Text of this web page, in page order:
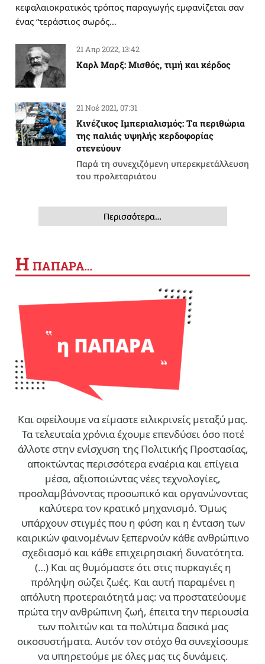
κεφαλαιοκρατικός τρόπος παραγωγής εμφανίζεται σαν
ένας “τεράστιος σωρός…
21 Απρ 2022, 13:42
Καρλ Μαρξ: Μισθός, τιμή και κέρδος
21 Νοέ 2021, 07:31
Κινέζικος Ιμπεριαλισμός: Tα περιθώρια
της παλιάς υψηλής κερδοφορίας
στενεύουν
Παρά τη συνεχιζόμενη υπερεκμετάλλευση
του προλεταριάτου
Περισσότερα…
Η ΠΑΠΑΡΑ…
Και οφείλουμε να είμαστε ειλικρινείς μεταξύ μας.
Τα τελευταία χρόνια έχουμε επενδύσει όσο ποτέ
άλλοτε στην ενίσχυση της Πολιτικής Προστασίας,
αποκτώντας περισσότερα εναέρια και επίγεια
μέσα, αξιοποιώντας νέες τεχνολογίες,
προσλαμβάνοντας προσωπικό και οργανώνοντας
καλύτερα τον κρατικό μηχανισμό. Όμως
υπάρχουν στιγμές που η φύση και η ένταση των
καιρικών φαινομένων ξεπερνούν κάθε ανθρώπινο
σχεδιασμό και κάθε επιχειρησιακή δυνατότητα.
(…) Και ας θυμόμαστε ότι στις πυρκαγιές η
πρόληψη σώζει ζωές. Και αυτή παραμένει η
απόλυτη προτεραιότητά μας: να προστατεύουμε
πρώτα την ανθρώπινη ζωή, έπειτα την περιουσία
των πολιτών και τα πολύτιμα δασικά μας
οικοσυστήματα. Αυτόν τον στόχο θα συνεχίσουμε
να υπηρετούμε με όλες μας τις δυνάμεις.